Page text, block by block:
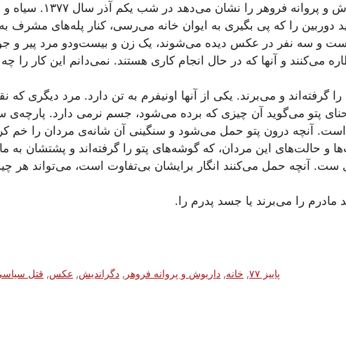
عکس، حیاط خانه‌ی داریوش
دوربین را که پی بگیری به ایوان خانه می‌رسی، کنار پله‌های مشرف
و سه نفر در عکس دیده می‌شوند، یک زن و بیست‌ودو مرد پیر و
می‌کنند و آنها که در حال انجام کاری هستند. نمی‌دانم این کار را
گرفته‌اند و می‌برند. یکی از آنها اونیفرم به تن دارد. مرد دیگری که
پتو می‌گوید آن چیزی که برده می‌شود، جسم نرمی دارد. پارچه‌ی
آنچه درون پتو حمل می‌شود و سنگینی آن شانه‌ی مردان را خم
حالت‌های این مردان، که گوشه‌های پتو را گرفته‌اند و پشتشان به
آنچه حمل می‌کنند انگار برایشان بی‌تفاوت است، می‌تواند هر
مادرم را می‌برند یا جسد پدرم را.
پاییز ۷۷ , خانه‌, داریوش و پروانه فروهر , دگراندیش, عکس, قتل